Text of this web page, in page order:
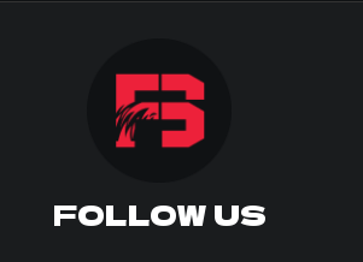
FOLLOW US